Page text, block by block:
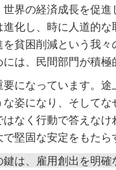
界の経済成長を促
化し、時に人道的
貧困削減という我
は、民間部門が積
になっています。
姿になり、そして
なく行動で答えな
堅固な安定をもたら
は、雇用創出を明